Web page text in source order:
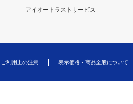
アイオートラストサービス
利用上の注意 表示価格・商品全般について